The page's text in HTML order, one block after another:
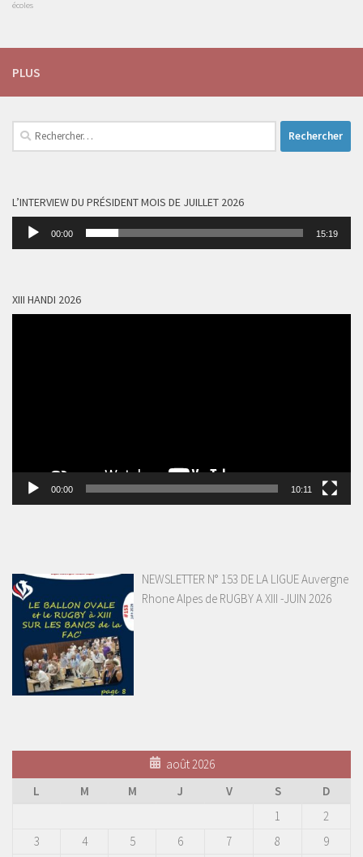
écoles
PLUS
Rechercher :
L’INTERVIEW DU PRÉSIDENT MOIS DE JUILLET 2026
Lecteur
00:00 15:19
XIII HANDI 2026
00:00 10:11
NEWSLETTER N° 153 DE LA LIGUE Auvergne
Rhone Alpes de RUGBY A XIII -JUIN 2026
août 2026
L
M M J V S
D
1
2
3
4 5 6 7 8
9